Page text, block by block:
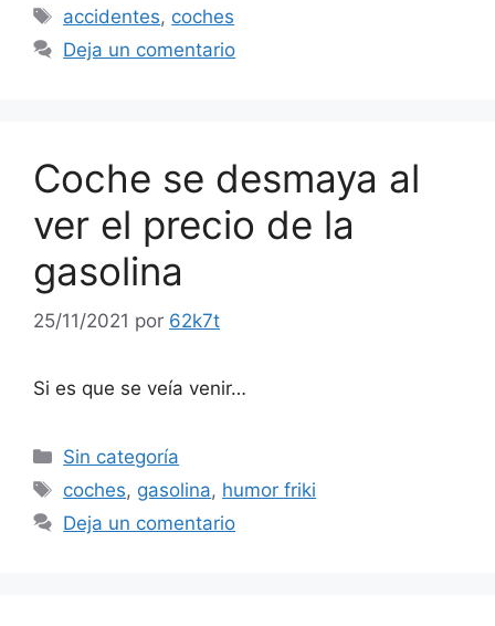
Etiquetas
accidentes, coches
Deja un comentario
Coche se desmaya al
ver el precio de la
gasolina
25/11/2021 por 62k7t
Si es que se veía venir…
Categorías
Sin categoría
Etiquetas
coches, gasolina, humor friki
Deja un comentario